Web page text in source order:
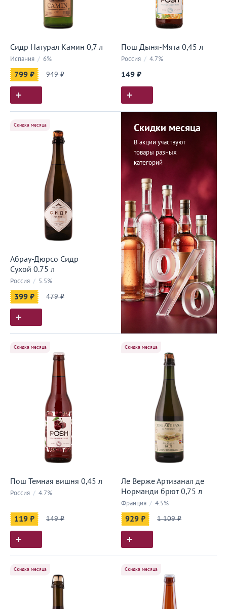
Сидр Натурал Камин 0,7 л
Испания / 6%
799 ₽ 949 ₽
Пош Дыня-Мята 0,45 л
Россия / 4.7%
149 ₽
Скидка месяца
Абрау-Дюрсо Сидр
Сухой 0.75 л
Россия / 5.5%
399 ₽ 479 ₽
Скидки месяца
В акции участвуют
товары разных
категорий
Скидка месяца
Пош Темная вишня 0,45 л
Россия / 4.7%
119 ₽ 149 ₽
Скидка месяца
Ле Верже Артизанал де
Норманди брют 0,75 л
Франция / 4.5%
929 ₽ 1 109 ₽
Скидка месяца Скидка месяца